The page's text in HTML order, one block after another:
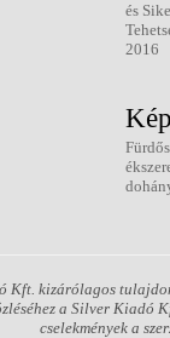
és
2016
Kft. kizárólagos
a Silver
cselekmények a